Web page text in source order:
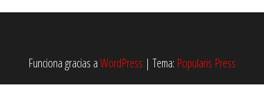
Funciona gracias aWordPress | Tema: Popularis Press